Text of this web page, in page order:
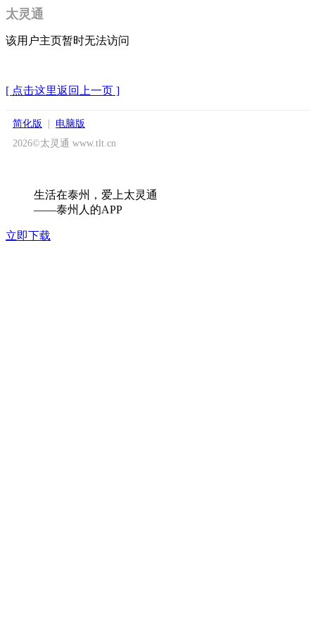
太灵通
该用户主页暂时无法访问
[ 点击这里返回上一页 ]
简化版
电脑版
2026©太灵通 www.tlt.cn
生活在泰州，爱上太灵通
——泰州人的APP
立即下载